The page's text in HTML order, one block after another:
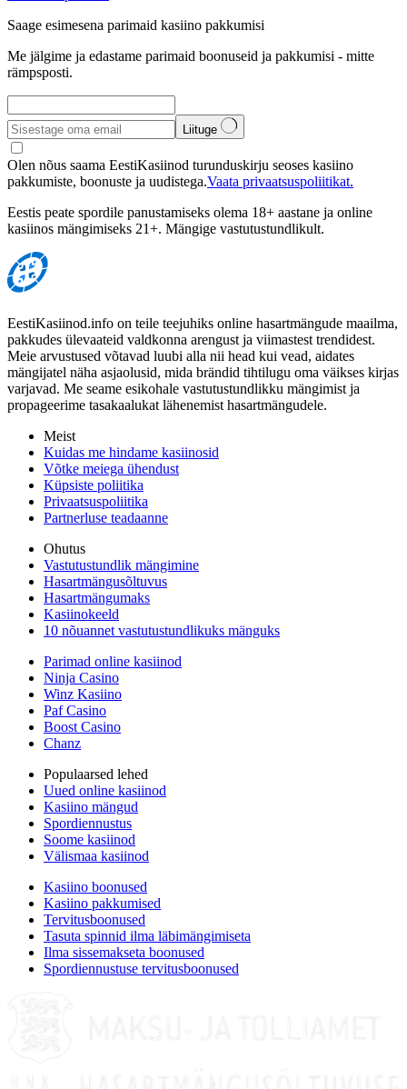
Saage esimesena parimaid kasiino pakkumisi
Me jälgime ja edastame parimaid boonuseid ja pakkumisi - mitte
rämpsposti.
Liituge
Olen nõus saama EestiKasiinod turunduskirju seoses kasiino
pakkumiste, boonuste ja uudistega.Vaata privaatsuspoliitikat.
Eestis peate spordile panustamiseks olema 18+ aastane ja online
kasiinos mängimiseks 21+. Mängige vastutustundlikult.
EestiKasiinod.info on teile teejuhiks online hasartmängude maailma,
pakkudes ülevaateid valdkonna arengust ja viimastest trendidest.
Meie arvustused võtavad luubi alla nii head kui vead, aidates
mängijatel näha asjaolusid, mida brändid tihtilugu oma väikses kirjas
varjavad. Me seame esikohale vastutustundlikku mängimist ja
propageerime tasakaalukat lähenemist hasartmängudele.
Meist
Kuidas me hindame kasiinosid
Võtke meiega ühendust
Küpsiste poliitika
Privaatsuspoliitika
Partnerluse teadaanne
Ohutus
Vastutustundlik mängimine
Hasartmängusõltuvus
Hasartmängumaks
Kasiinokeeld
10 nõuannet vastutustundlikuks mänguks
Parimad online kasiinod
Ninja Casino
Winz Kasiino
Paf Casino
Boost Casino
Chanz
Populaarsed lehed
Uued online kasiinod
Kasiino mängud
Spordiennustus
Soome kasiinod
Välismaa kasiinod
Kasiino boonused
Kasiino pakkumised
Tervitusboonused
Tasuta spinnid ilma läbimängimiseta
Ilma sissemakseta boonused
Spordiennustuse tervitusboonused